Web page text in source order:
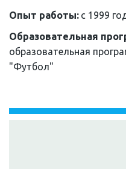
Опыт работы: с 1999
Образовательная
образовательная
"Футбол"